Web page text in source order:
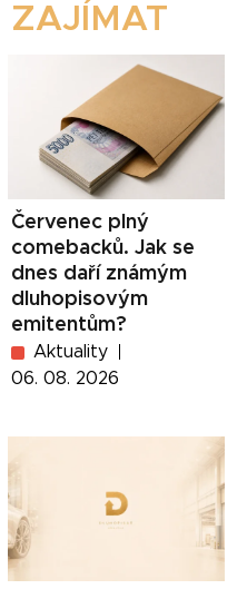
ZAJÍMAT
Červenec plný
comebacků. Jak se
dnes daří známým
dluhopisovým
emitentům?
Aktuality
06. 08. 2026